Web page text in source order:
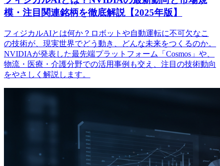
模・注目関連銘柄を徹底解説【2025年版】
フィジカルAIとは何か？ロボットや自動運転に不可欠なこ
の技術が、現実世界でどう動き、どんな未来をつくるのか。
NVIDIAが発表した最先端プラットフォーム「Cosmos」や、
物流・医療・介護分野での活用事例も交え、注目の技術動向
をやさしく解説します。